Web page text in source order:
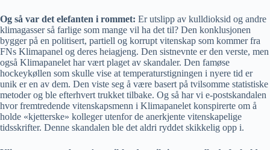
Og så var det elefanten i rommet: Er utslipp av kulldioksid og andre
klimagasser så farlige som mange vil ha det til? Den konklusjonen
bygger på en politisert, partiell og korrupt vitenskap som kommer fra
FNs Klimapanel og deres heiagjeng. Den sistnevnte er den verste, men
også Klimapanelet har vært plaget av skandaler. Den famøse
hockeykøllen som skulle vise at temperaturstigningen i nyere tid er
unik er en av dem. Den viste seg å være basert på tvilsomme statistiske
metoder og ble efterhvert trukket tilbake. Og så har vi e-postskandalen
hvor fremtredende vitenskapsmenn i Klimapanelet konspirerte om å
holde «kjetterske» kolleger utenfor de anerkjente vitenskapelige
tidsskrifter. Denne skandalen ble det aldri ryddet skikkelig opp i.